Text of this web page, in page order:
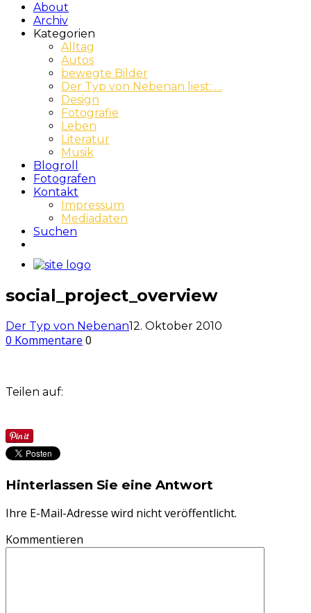
About
Archiv
Kategorien
Alltag
Autos
bewegte Bilder
Der Typ von Nebenan liest: …
Design
Fotografie
Leben
Literatur
Musik
Blogroll
Fotografen
Kontakt
Impressum
Mediadaten
Suchen
social_project_overview
Der Typ von Nebenan12. Oktober 2010
0 Kommentare 0
Teilen auf:
Hinterlassen Sie eine Antwort
Ihre E-Mail-Adresse wird nicht veröffentlicht.
Kommentieren